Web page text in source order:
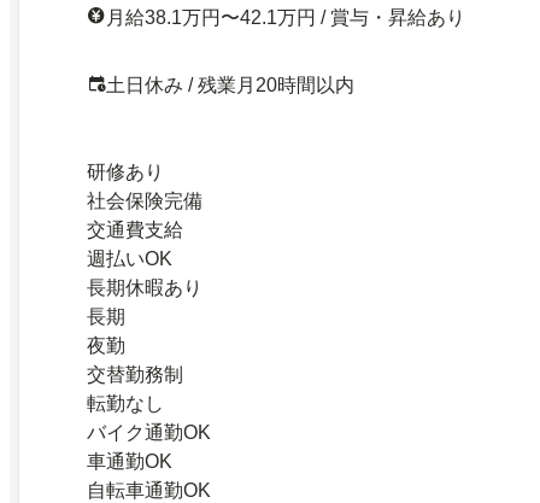
月給38.1万円〜42.1万円 / 賞与・昇給あり
土日休み / 残業月20時間以内
研修あり
社会保険完備
交通費支給
週払いOK
長期休暇あり
長期
夜勤
交替勤務制
転勤なし
バイク通勤OK
車通勤OK
自転車通勤OK